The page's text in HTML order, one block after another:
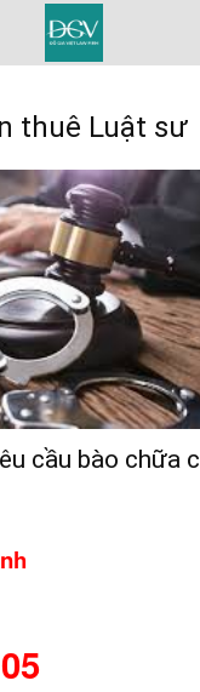
thuê Luật sư
cầu bào chữa